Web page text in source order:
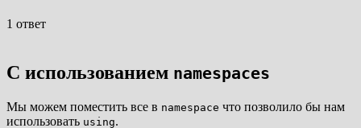
1 ответ
С использованием namespaces
Мы можем поместить все в namespace что позволило бы нам
использовать using.